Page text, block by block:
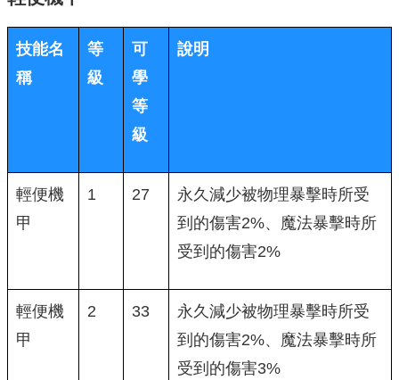
技能名
稱
等
級
可
學
等
級
說明
輕便機
甲
1 27
永久減少被物理暴擊時所受
到的傷害2%、魔法暴擊時所
受到的傷害2%
輕便機
甲
2 33
永久減少被物理暴擊時所受
到的傷害2%、魔法暴擊時所
受到的傷害3%